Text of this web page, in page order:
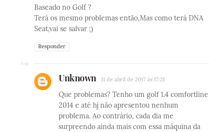
Baseado no Golf ?
Terá os mesmo problemas então,Mas como terá DNA
Seat,vai se salvar ;)
Responder
Unknown 11 de abril de 2017 às 17:21
Que problemas? Tenho um golf 1.4 comfortline
2014 e até hj não apresentou nenhum
problema. Ao contrário, cada dia me
surpreendo ainda mais com essa máquina da